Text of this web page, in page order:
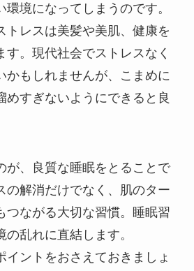
境になってしまうのです。
トレスは美髪や美肌、健康を
す。現代社会でストレスなく
かもしれませんが、こまめに
めすぎないようにできると良
が、良質な睡眠をとることで
の解消だけでなく、肌のター
つながる大切な習慣。睡眠習
乱れに直結します。
イントをおさえておきましょ